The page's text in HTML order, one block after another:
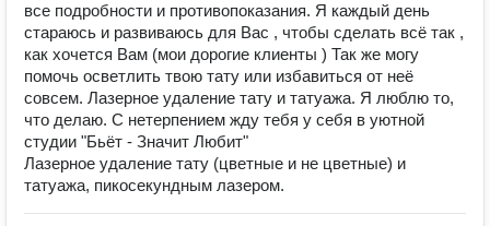
все подробности и противопоказания. Я каждый день
стараюсь и развиваюсь для Вас , чтобы сделать всё так ,
как хочется Вам (мои дорогие клиенты ) Так же могу
помочь осветлить твою тату или избавиться от неё
совсем. Лазерное удаление тату и татуажа. Я люблю то,
что делаю. С нетерпением жду тебя у себя в уютной
студии "Бьёт - Значит Любит"
Лазерное удаление тату (цветные и не цветные) и
татуажа, пикосекундным лазером.